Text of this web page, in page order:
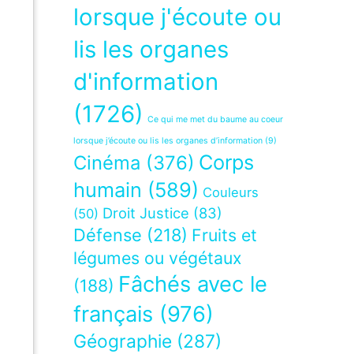
lorsque j'écoute ou
lis les organes
d'information
(1726)
Ce qui me met du baume au coeur
lorsque j’écoute ou lis les organes d’information (9)
Cinéma (376) Corps
humain (589) Couleurs
(50) Droit Justice (83)
Défense (218) Fruits et
légumes ou végétaux
(188) Fâchés avec le
français (976)
Géographie (287)